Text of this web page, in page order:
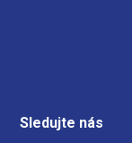
Sledujte nás